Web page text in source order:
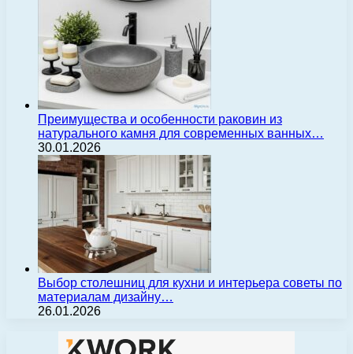
Преимущества и особенности раковин из
натурального камня для современных ванных…
30.01.2026
Выбор столешниц для кухни и интерьера советы по
материалам дизайну…
26.01.2026